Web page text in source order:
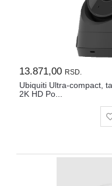
13.871,00 RSD.
Ubiquiti Ultra-compact,
2K HD Po...